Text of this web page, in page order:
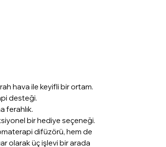
hava ile keyifli bir ortam.
desteği.
ferahlık.
bir hediye seçeneği.
difüzörü, hem de
olarak üç işlevi bir arada